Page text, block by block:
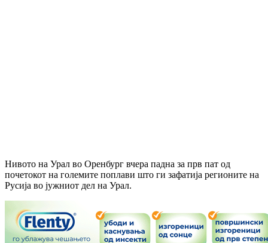
Нивото на Урал во Оренбург вчера падна за прв пат од
почетокот на големите поплави што ги зафатија регионите на
Русија во јужниот дел на Урал.